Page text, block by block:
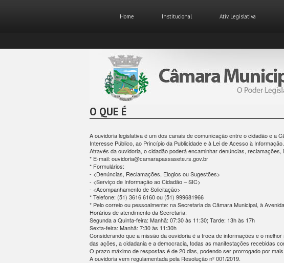
Home Institucional Ativ. Legislativa
O QUE É
A ouvidoria legislativa é um dos canais de comunicação entre o cidadão e a
Interesse Público, ao Princípio da Publicidade e à Lei de Acesso à Informação.
Através da ouvidoria, o cidadão poderá encaminhar denúncias,
* E-mail: ouvidoria@camarapassasete.rs.gov.br
* Formulários:
- <Denúncias, Reclamações, Elogios ou Sugestões>
- <Serviço de Informação ao Cidadão – SIC>
- <Acompanhamento de Solicitação>
* Telefone: (51) 3616 6160 ou (51) 999681966
* Pelo correio ou pessoalmente: na Secretaria da Câmara Municipal, à
Horários de atendimento da Secretaria:
Segunda a Quinta-feira: Manhã: 07:30 às 11:30; Tarde: 13h às 17h
Sexta-feira: Manhã: 7:30 às 11:30h
Considerando que a missão da ouvidoria é a troca de informações e o
das ações, a cidadania e a democracia, todas as manifestações recebidas
O prazo máximo de respostas é de 20 dias, podendo ser prorrogado por
A ouvidoria vem regulamentada pela Resolução nº 001/2019.